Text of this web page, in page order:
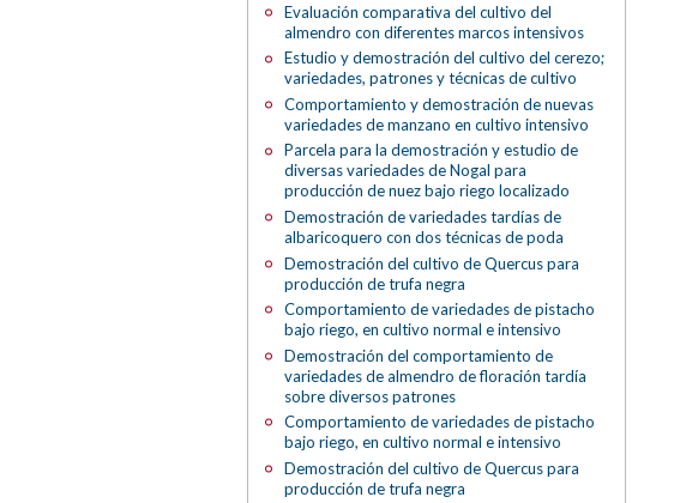
Evaluación comparativa del cultivo del
almendro con diferentes marcos intensivos
Estudio y demostración del cultivo del cerezo;
variedades, patrones y técnicas de cultivo
Comportamiento y demostración de nuevas
variedades de manzano en cultivo intensivo
Parcela para la demostración y estudio de
diversas variedades de Nogal para
producción de nuez bajo riego localizado
Demostración de variedades tardías de
albaricoquero con dos técnicas de poda
Demostración del cultivo de Quercus para
producción de trufa negra
Comportamiento de variedades de pistacho
bajo riego, en cultivo normal e intensivo
Demostración del comportamiento de
variedades de almendro de floración tardía
sobre diversos patrones
Comportamiento de variedades de pistacho
bajo riego, en cultivo normal e intensivo
Demostración del cultivo de Quercus para
producción de trufa negra